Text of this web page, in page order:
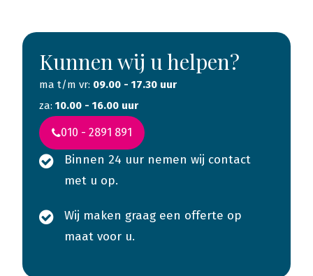
Kunnen wij u helpen?
ma t/m vr: 09.00 - 17.30 uur
za: 10.00 - 16.00 uur
010 - 2891 891
Binnen 24 uur nemen wij contact
met u op.
Wij maken graag een offerte op
maat voor u.